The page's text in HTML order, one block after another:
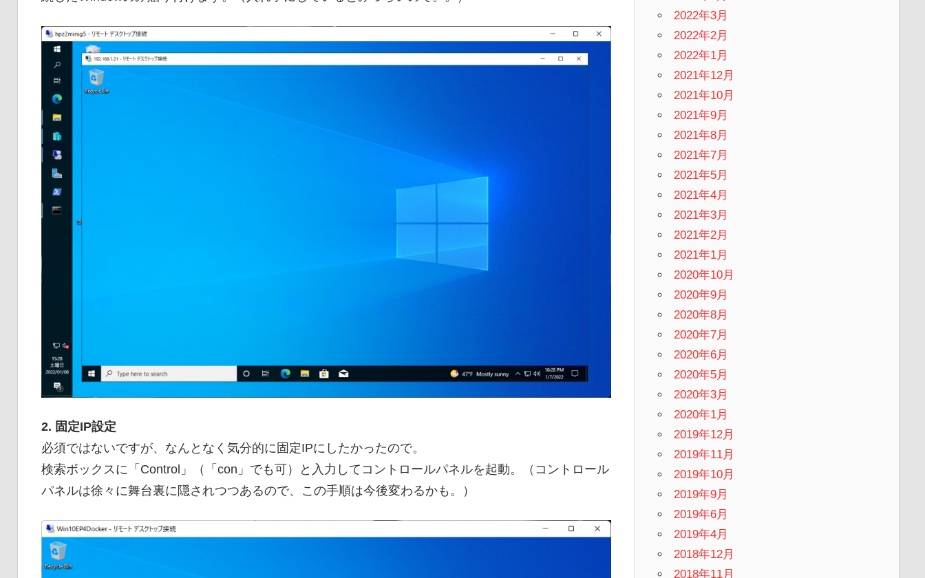
2. 固定IP設定
必須ではないですが、なんとなく気分的に固定IPにしたかったので。
検索ボックスに「Control」（「con」でも可）と入力してコントロールパネルを起動。（コントロール
パネルは徐々に舞台裏に隠されつつあるので、この手順は今後変わるかも。）
2022年3月
2022年2月
2022年1月
2021年12月
2021年10月
2021年9月
2021年8月
2021年7月
2021年5月
2021年4月
2021年3月
2021年2月
2021年1月
2020年10月
2020年9月
2020年8月
2020年7月
2020年6月
2020年5月
2020年3月
2020年1月
2019年12月
2019年11月
2019年10月
2019年9月
2019年6月
2019年4月
2018年12月
2018年11月